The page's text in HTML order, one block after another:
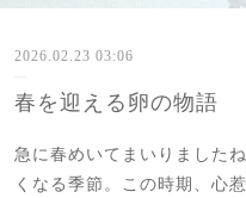
2026.02.23 03:06
春を迎える卵の物語
急に春めいてまいりました
くなる季節。この時期、心